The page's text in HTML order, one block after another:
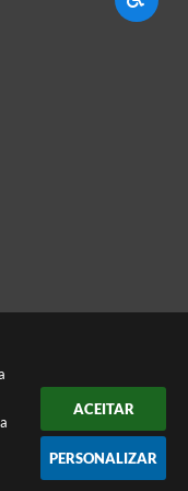
ACEITAR
PERSONALIZAR